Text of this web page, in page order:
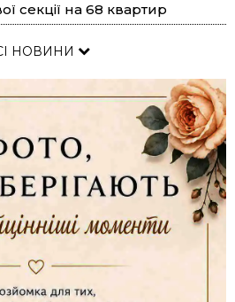
секції на 68 квартир
НОВИНИ